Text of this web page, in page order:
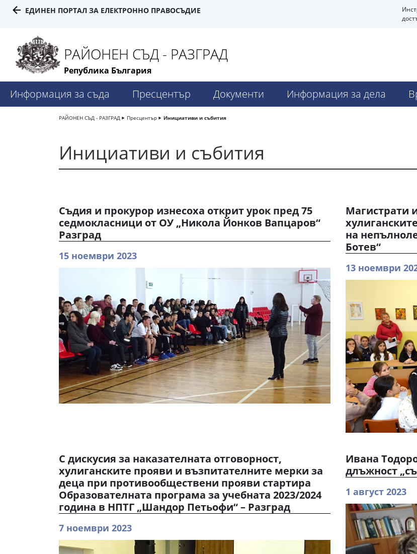
ЕДИНЕН ПОРТАЛ ЗА ЕЛЕКТРОННО ПРАВОСЪДИЕ
РАЙОНЕН СЪД - РАЗГРАД
Република България
Информация за съда Пресцентър Документи Информация за дела
РАЙОНЕН СЪД - РАЗГРАД Пресцентър Инициативи и събития
Инициативи и събития
Съдия и прокурор изнесоха открит урок пред 75
седмокласници от ОУ „Никола Йонков Вапцаров“
Разград
15 ноември 2023
Магистрати
на
Ботев“
13 ноември
С дискусия за наказателната отговорност,
хулиганските прояви и възпитателните мерки за
деца при противообществени прояви стартира
Образователната програма за учебната 2023/2024
година в НПТГ „Шандор Петьофи“ – Разград
7 ноември 2023
Ивана
длъжност
1 август 2023